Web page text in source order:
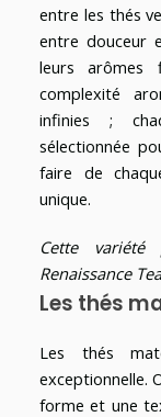
entre les thés
entre douceur
leurs arômes
complexité
infinies ;
sélectionnée
faire de
unique.
Cette
Renaissance
Les thés
Les thés
exceptionnelle.
forme et une